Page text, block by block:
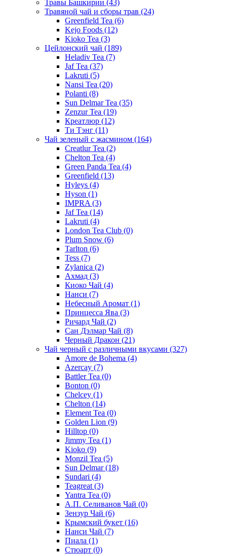
Травы Башкирии (43)
Травяной чай и сборы трав (24)
Greenfield Tea (6)
Kejo Foods (12)
Kioko Tea (3)
Цейлонский чай (189)
Heladiv Tea (7)
Jaf Tea (37)
Lakruti (5)
Nansi Tea (20)
Polanti (8)
Sun Delmar Tea (35)
Zenzur Tea (19)
Креатлюр (12)
Ти Тэнг (11)
Чай зеленый с жасмином (164)
Creatlur Tea (2)
Chelton Tea (4)
Green Panda Tea (4)
Greenfield (13)
Hyleys (4)
Hyson (1)
IMPRA (3)
Jaf Tea (14)
Lakruti (4)
London Tea Club (0)
Plum Snow (6)
Tarlton (6)
Tess (7)
Zylanica (2)
Ахмад (3)
Киоко Чай (4)
Нанси (7)
Небесный Аромат (1)
Принцесса Ява (3)
Ричард Чай (2)
Сан Дэлмар Чай (8)
Черный Дракон (21)
Чай черный с различными вкусами (327)
Amore de Bohema (4)
Azercay (7)
Battler Tea (0)
Bonton (0)
Chelcey (1)
Chelton (14)
Element Tea (0)
Golden Lion (9)
Hilltop (0)
Jimmy Tea (1)
Kioko (9)
Monzil Tea (5)
Sun Delmar(18)
Sundari (4)
Teagreat (3)
Yantra Tea (0)
А.П. Селиванов Чай (0)
Зензур Чай (6)
Крымский букет (16)
Нанси Чай (7)
Пиала (1)
Стюарт (0)